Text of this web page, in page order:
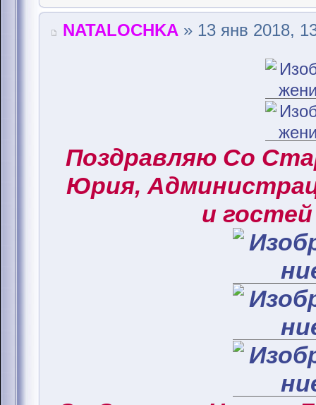
NATALOCHKA » 13 янв 2018,
Поздравляю Со
Юрия,
и